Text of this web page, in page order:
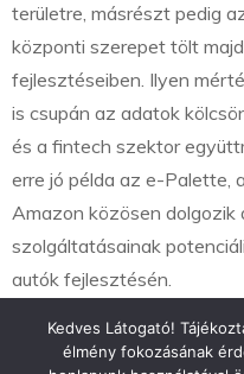
területre, másrészt pedig
központi szerepet tölt
fejlesztéseiben. Ilyen
is csupán az adatok
és a fintech szektor
erre jó példa az e-Palette,
Amazon közösen dolgozik
szolgáltatásainak
autók fejlesztésén.
Kedves Látogató!
élmény fokozásának